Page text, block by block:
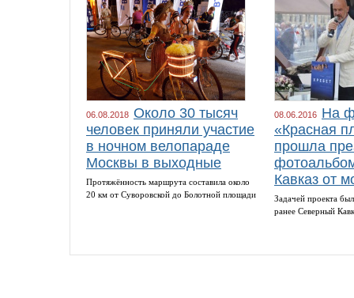
06.08.2018 Около 30 тысяч
человек приняли участие
в ночном велопараде
Москвы в выходные
Протяжённость маршрута составила около
20 км от Суворовской до Болотной площади
08.06.2016 На
«Красная
прошла
Кавказ от
Задачей проекта
ранее Северный